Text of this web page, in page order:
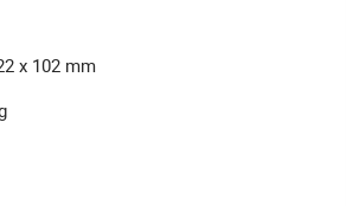
x 102 mm